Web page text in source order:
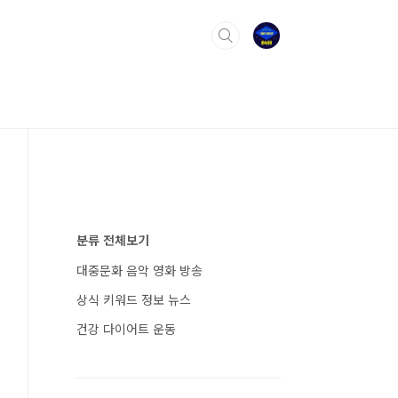
분류 전체보기
대중문화 음악 영화 방송
상식 키워드 정보 뉴스
건강 다이어트 운동